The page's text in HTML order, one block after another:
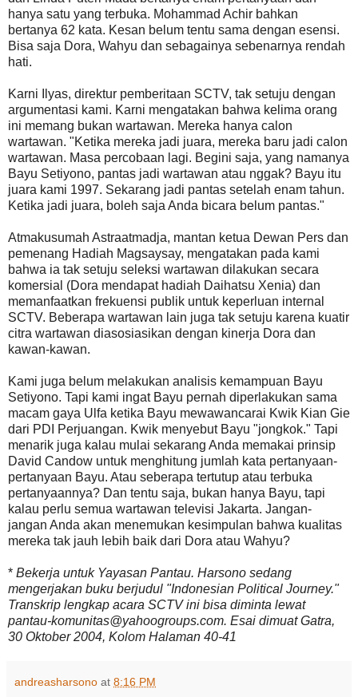
hanya satu yang terbuka. Mohammad Achir bahkan
bertanya 62 kata. Kesan belum tentu sama dengan esensi.
Bisa saja Dora, Wahyu dan sebagainya sebenarnya rendah
hati.
Karni Ilyas, direktur pemberitaan SCTV, tak setuju dengan
argumentasi kami. Karni mengatakan bahwa kelima orang
ini memang bukan wartawan. Mereka hanya calon
wartawan. "Ketika mereka jadi juara, mereka baru jadi calon
wartawan. Masa percobaan lagi. Begini saja, yang namanya
Bayu Setiyono, pantas jadi wartawan atau nggak? Bayu itu
juara kami 1997. Sekarang jadi pantas setelah enam tahun.
Ketika jadi juara, boleh saja Anda bicara belum pantas."
Atmakusumah Astraatmadja, mantan ketua Dewan Pers dan
pemenang Hadiah Magsaysay, mengatakan pada kami
bahwa ia tak setuju seleksi wartawan dilakukan secara
komersial (Dora mendapat hadiah Daihatsu Xenia) dan
memanfaatkan frekuensi publik untuk keperluan internal
SCTV. Beberapa wartawan lain juga tak setuju karena kuatir
citra wartawan diasosiasikan dengan kinerja Dora dan
kawan-kawan.
Kami juga belum melakukan analisis kemampuan Bayu
Setiyono. Tapi kami ingat Bayu pernah diperlakukan sama
macam gaya Ulfa ketika Bayu mewawancarai Kwik Kian Gie
dari PDI Perjuangan. Kwik menyebut Bayu "jongkok." Tapi
menarik juga kalau mulai sekarang Anda memakai prinsip
David Candow untuk menghitung jumlah kata pertanyaan-
pertanyaan Bayu. Atau seberapa tertutup atau terbuka
pertanyaannya? Dan tentu saja, bukan hanya Bayu, tapi
kalau perlu semua wartawan televisi Jakarta. Jangan-
jangan Anda akan menemukan kesimpulan bahwa kualitas
mereka tak jauh lebih baik dari Dora atau Wahyu?
* Bekerja untuk Yayasan Pantau. Harsono sedang
mengerjakan buku berjudul "Indonesian Political Journey."
Transkrip lengkap acara SCTV ini bisa diminta lewat
pantau-komunitas@yahoogroups.com. Esai dimuatGatra,
30 Oktober 2004, Kolom Halaman 40-41
andreasharsono at 8:16 PM